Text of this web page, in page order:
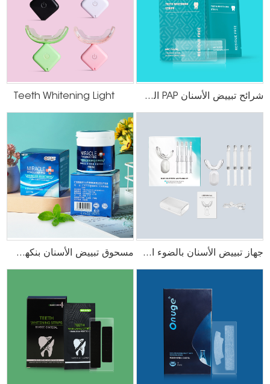
تنتج Onuojie شرائط تبييض الأسنان الخالية من PVP لحماية صحة الفم أثناء تبييض
شرائح تبييض الأسنان PAP الخالية من البقايا Teeth Whitening Light
جهاز تبييض الأسنان بالضوء الأزرق مسحوق تبييض الأسنان بنكهة النعناع